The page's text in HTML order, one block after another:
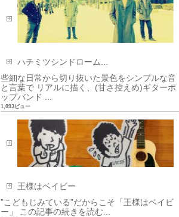
ハチミツシンドローム...
些細な日常から切り抜いた景色をシンプルな音
と言葉で リアルに描く、(甘さ控えめ)ギターポ
ップバンド ...
1,093ビュー
王様はベイビー
”こどもじみている”だからこそ「王様はベイビ
ー」 この記事の続きを読む...